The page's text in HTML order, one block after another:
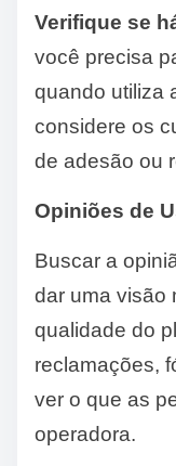
Verifique se
você precisa
quando utiliza
considere os
de adesão ou
Opiniões de
Buscar a
dar uma visão
qualidade do
reclamações,
ver o que as
operadora.